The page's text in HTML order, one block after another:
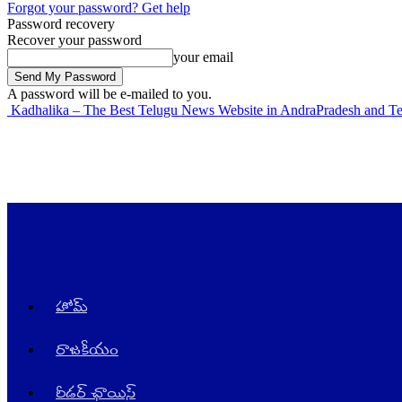
Forgot your password? Get help
Password recovery
Recover your password
your email
A password will be e-mailed to you.
Kadhalika – The Best Telugu News Website in AndraPradesh and
హోమ్
రాజ‌కీయం
రీడర్ ఛాయిస్